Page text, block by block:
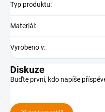
Typ produktu:
Materiál :
Vyrobeno v:
Diskuze
Buďte první, kdo napíše